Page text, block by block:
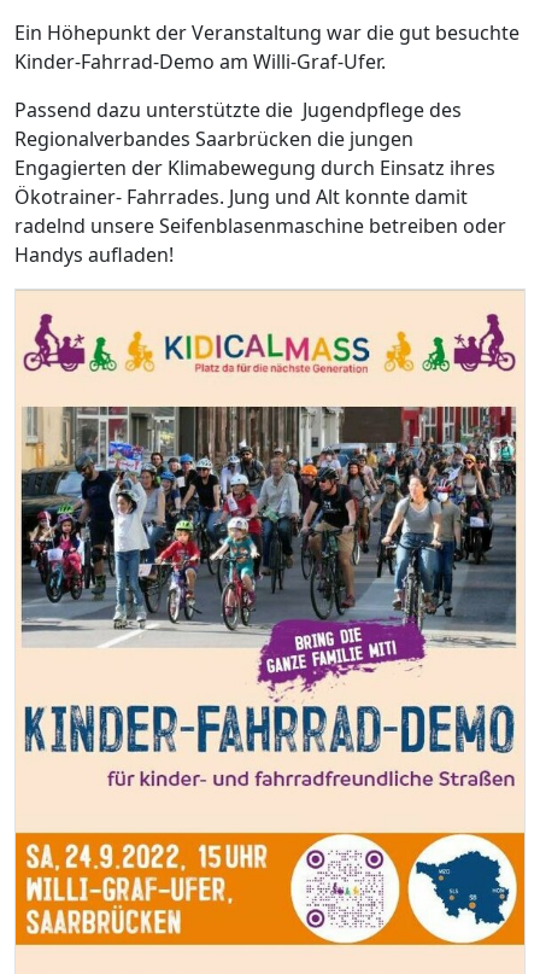
Ein Höhepunkt der Veranstaltung war die gut besuchte
Kinder-Fahrrad-Demo am Willi-Graf-Ufer.
Passend dazu unterstützte die Jugendpflege des
Regionalverbandes Saarbrücken die jungen
Engagierten der Klimabewegung durch Einsatz ihres
Ökotrainer- Fahrrades. Jung und Alt konnte damit
radelnd unsere Seifenblasenmaschine betreiben oder
Handys aufladen!